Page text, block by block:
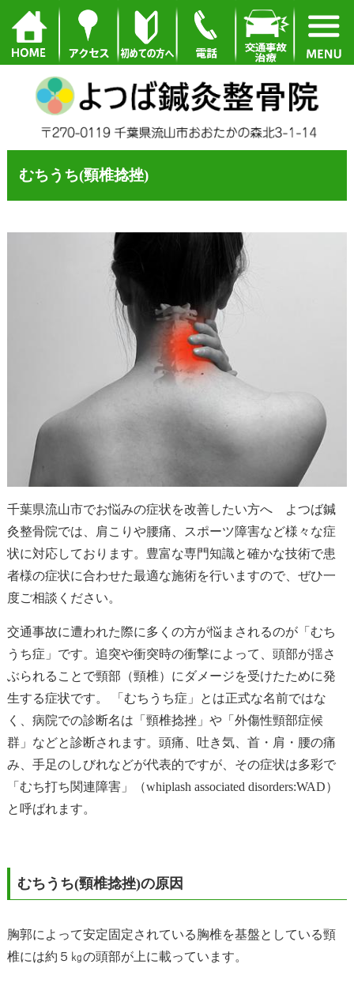
むちうち(頸椎捻挫)
千葉県流山市でお悩みの症状を改善したい方へ よつば鍼
灸整骨院では、肩こりや腰痛、スポーツ障害など様々な症
状に対応しております。豊富な専門知識と確かな技術で患
者様の症状に合わせた最適な施術を行いますので、ぜひ一
度ご相談ください。
交通事故に遭われた際に多くの方が悩まされるのが「むち
うち症」です。追突や衝突時の衝撃によって、頭部が揺さ
ぶられることで頸部（頸椎）にダメージを受けたために発
生する症状です。 「むちうち症」とは正式な名前ではな
く、病院での診断名は「頸椎捻挫」や「外傷性頸部症候
群」などと診断されます。頭痛、吐き気、首・肩・腰の痛
み、手足のしびれなどが代表的ですが、その症状は多彩で
「むち打ち関連障害」（whiplash associated disorders:WAD）
と呼ばれます。
むちうち(頸椎捻挫)の原因
胸郭によって安定固定されている胸椎を基盤としている頸
椎には約５㎏の頭部が上に載っています。